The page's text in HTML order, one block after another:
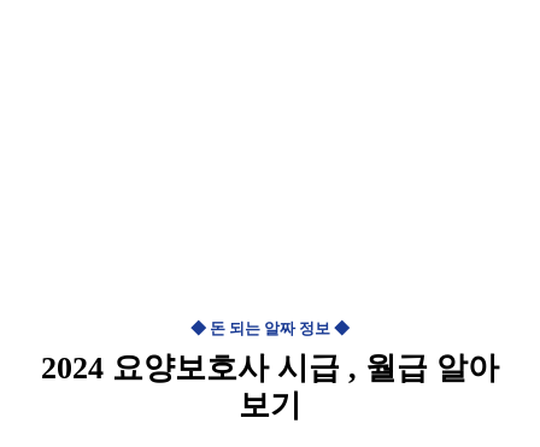
◆ 돈 되는 알짜 정보 ◆
2024 요양보호사 시급 , 월급 알아
보기